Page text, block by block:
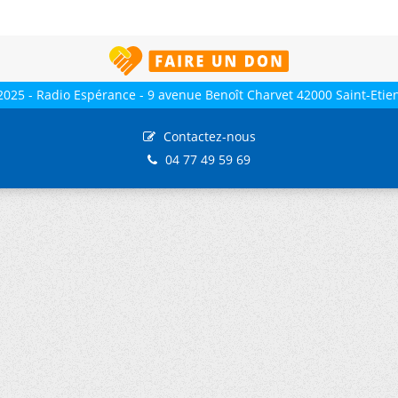
- Radio Espérance - 9 avenue Benoît Charvet 42000 Saint-
Contactez-nous
04 77 49 59 69